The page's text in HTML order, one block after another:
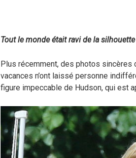
Tout le monde était ravi de la
Plus récemment, des photos sincères
vacances n’ont laissé personne
figure impeccable de Hudson, qui est